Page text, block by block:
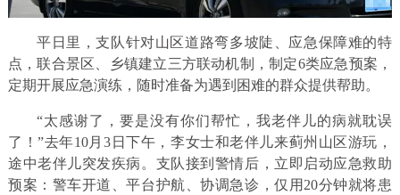
平日里，支队针对山区道路弯多坡陡、应急保障难的特
点，联合景区、乡镇建立三方联动机制，制定6类应急预案，
定期开展应急演练，随时准备为遇到困难的群众提供帮助。
“太感谢了，要是没有你们帮忙，我老伴儿的病就耽误
了！”去年10月3日下午，李女士和老伴儿来蓟州山区游玩，
途中老伴儿突发疾病。支队接到警情后，立即启动应急救助
预案：警车开道、平台护航、协调急诊，仅用20分钟就将患